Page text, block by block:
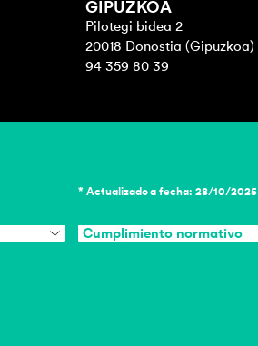
GIPUZKOA
Pilotegi bidea 2
20018 Donostia (Gipuzkoa)
94 359 80 39
* Actualizado a fecha: 28/10/2025
Cumplimiento normativo